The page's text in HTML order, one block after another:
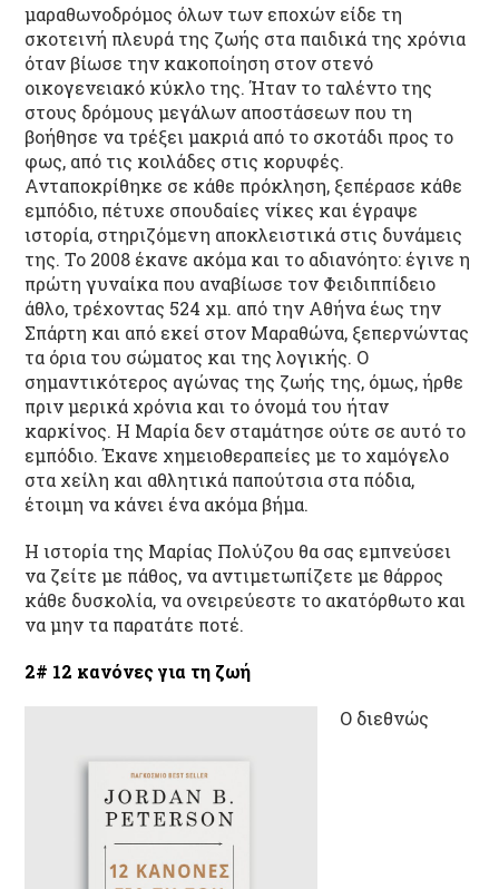
μαραθωνοδρόμος όλων των εποχών είδε τη
σκοτεινή πλευρά της ζωής στα παιδικά της χρόνια
όταν βίωσε την κακοποίηση στον στενό
οικογενειακό κύκλο της. Ήταν το ταλέντο της
στους δρόμους μεγάλων αποστάσεων που τη
βοήθησε να τρέξει μακριά από το σκοτάδι προς το
φως, από τις κοιλάδες στις κορυφές.
Ανταποκρίθηκε σε κάθε πρόκληση, ξεπέρασε κάθε
εμπόδιο, πέτυχε σπουδαίες νίκες και έγραψε
ιστορία, στηριζόμενη αποκλειστικά στις δυνάμεις
της. Το 2008 έκανε ακόμα και το αδιανόητο: έγινε η
πρώτη γυναίκα που αναβίωσε τον Φειδιππίδειο
άθλο, τρέχοντας 524 χμ. από την Αθήνα έως την
Σπάρτη και από εκεί στον Μαραθώνα, ξεπερνώντας
τα όρια του σώματος και της λογικής. Ο
σημαντικότερος αγώνας της ζωής της, όμως, ήρθε
πριν μερικά χρόνια και το όνομά του ήταν
καρκίνος. Η Μαρία δεν σταμάτησε ούτε σε αυτό το
εμπόδιο. Έκανε χημειοθεραπείες με το χαμόγελο
στα χείλη και αθλητικά παπούτσια στα πόδια,
έτοιμη να κάνει ένα ακόμα βήμα.
Η ιστορία της Μαρίας Πολύζου θα σας εμπνεύσει
να ζείτε με πάθος, να αντιμετωπίζετε με θάρρος
κάθε δυσκολία, να ονειρεύεστε το ακατόρθωτο και
να μην τα παρατάτε ποτέ.
2# 12 κανόνες για τη ζωή
Ο διεθνώς